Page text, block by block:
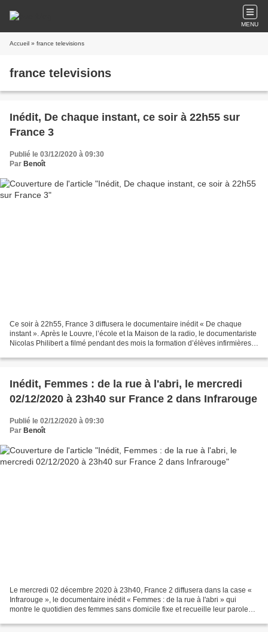
MENU
Accueil » france televisions
france televisions
Inédit, De chaque instant, ce soir à 22h55 sur
France 3
Publié le 03/12/2020 à 09:30
Par Benoît
Ce soir à 22h55, France 3 diffusera le documentaire inédit « De chaque
instant ». Après le Louvre, l’école et la Maison de la radio, le documentariste
Nicolas Philibert a filmé pendant des mois la formation d’élèves infirmières
Inédit, Femmes : de la rue à l'abri, le mercredi
02/12/2020 à 23h40 sur France 2 dans Infrarouge
Publié le 02/12/2020 à 09:30
Par Benoît
Le mercredi 02 décembre 2020 à 23h40, France 2 diffusera dans la case «
Infrarouge », le documentaire inédit « Femmes : de la rue à l'abri » qui
montre le quotidien des femmes sans domicile fixe et recueille leur parole